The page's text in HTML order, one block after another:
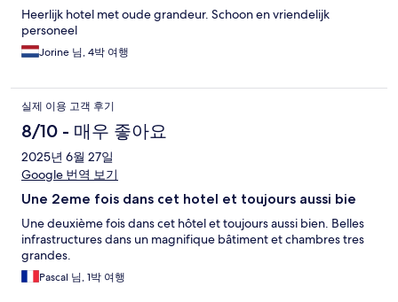
Heerlijk hotel met oude grandeur. Schoon en vriendelijk
personeel
Jorine 님, 4박 여행
실제 이용 고객 후기
8/10 - 매우 좋아요
2025년 6월 27일
Google 번역 보기
Une 2eme fois dans cet hotel et toujours aussi bie
Une deuxième fois dans cet hôtel et toujours aussi bien. Belles
infrastructures dans un magnifique bâtiment et chambres tres
grandes.
Pascal 님, 1박 여행